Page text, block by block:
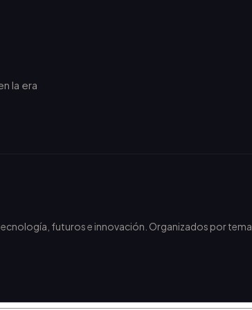
la era
futuros e innovación. Organizados por tema.